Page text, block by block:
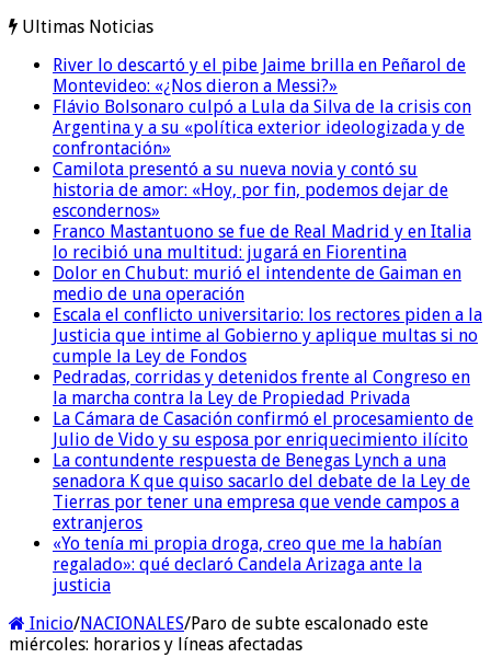
Ultimas Noticias
River lo descartó y el pibe Jaime brilla en Peñarol de
Montevideo: «¿Nos dieron a Messi?»
Flávio Bolsonaro culpó a Lula da Silva de la crisis con
Argentina y a su «política exterior ideologizada y de
confrontación»
Camilota presentó a su nueva novia y contó su
historia de amor: «Hoy, por fin, podemos dejar de
escondernos»
Franco Mastantuono se fue de Real Madrid y en Italia
lo recibió una multitud: jugará en Fiorentina
Dolor en Chubut: murió el intendente de Gaiman en
medio de una operación
Escala el conflicto universitario: los rectores piden a la
Justicia que intime al Gobierno y aplique multas si no
cumple la Ley de Fondos
Pedradas, corridas y detenidos frente al Congreso en
la marcha contra la Ley de Propiedad Privada
La Cámara de Casación confirmó el procesamiento de
Julio de Vido y su esposa por enriquecimiento ilícito
La contundente respuesta de Benegas Lynch a una
senadora K que quiso sacarlo del debate de la Ley de
Tierras por tener una empresa que vende campos a
extranjeros
«Yo tenía mi propia droga, creo que me la habían
regalado»: qué declaró Candela Arizaga ante la
justicia
Inicio/NACIONALES/Paro de subte escalonado este
miércoles: horarios y líneas afectadas